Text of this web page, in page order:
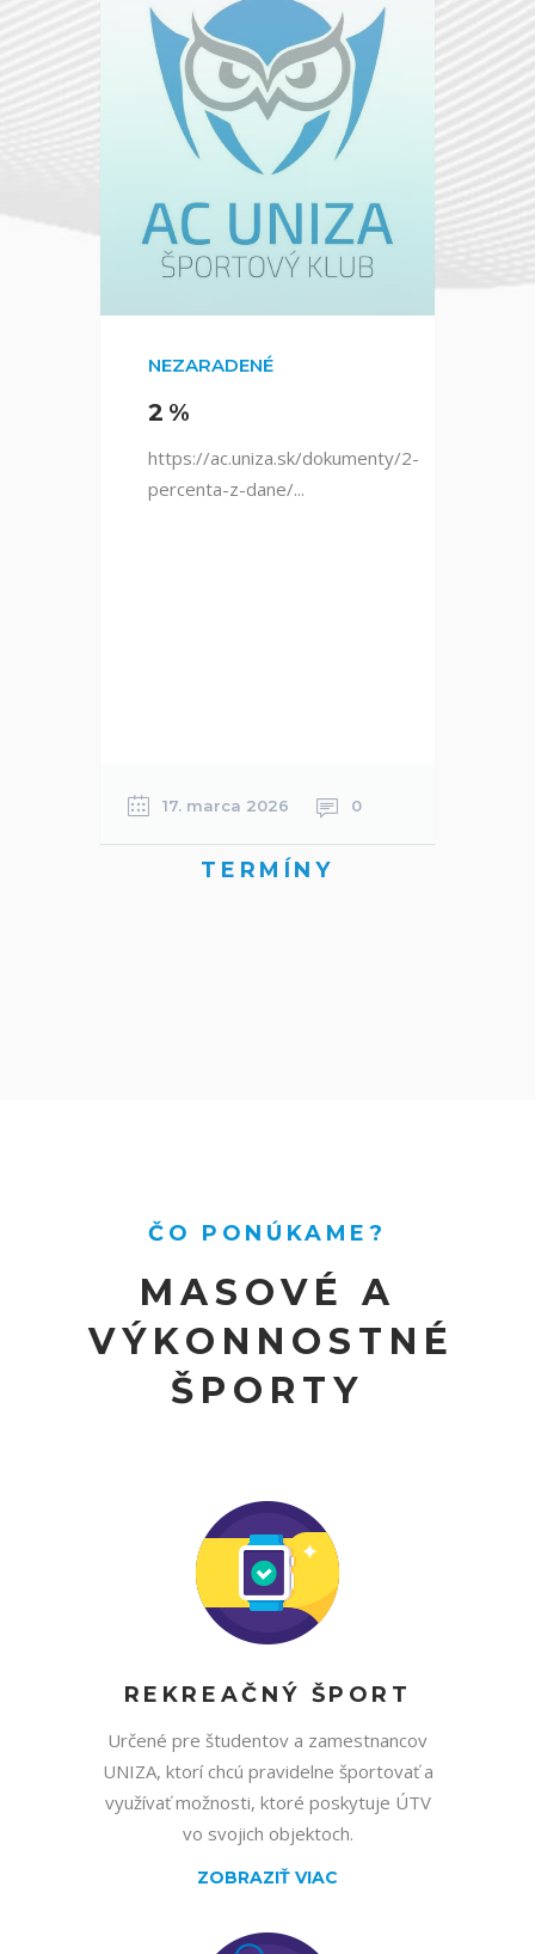
NEZARADENÉ
2%
https://ac.uniza.sk/dokumenty/2-
percenta-z-dane/...
17. marca 2026 0
TERMÍNY
ČO PONÚKAME?
MASOVÉ A
VÝKONNOSTNÉ
ŠPORTY
REKREAČNÝ ŠPORT
Určené pre študentov a zamestnancov
UNIZA, ktorí chcú pravidelne športovať a
využívať možnosti, ktoré poskytuje ÚTV
vo svojich objektoch.
ZOBRAZIŤ VIAC